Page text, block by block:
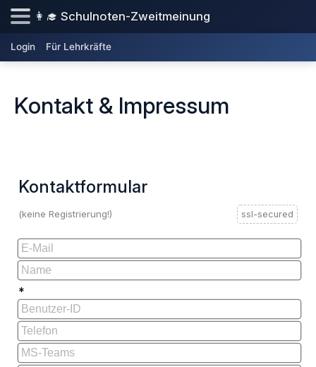
👩‍🎓 Schulnoten-Zweitmeinung
Login Für Lehrkräfte
Kontakt & Impressum
Kontaktformular
ssl-secured
(keine Registrierung!)
*